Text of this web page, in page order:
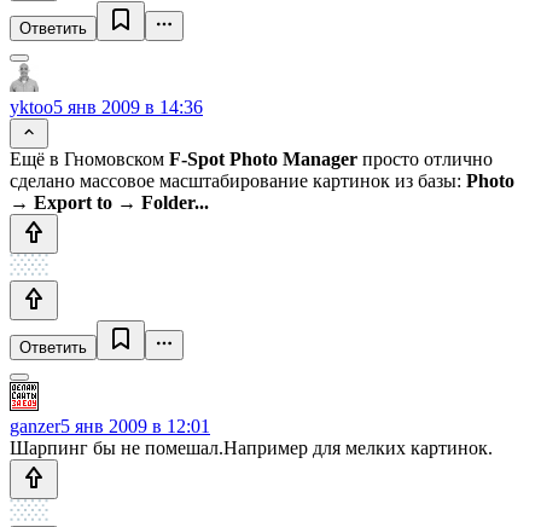
Ответить
yktoo5 янв 2009 в 14:36
Ещё в Гномовском F-Spot Photo Manager просто отлично
сделано массовое масштабирование картинок из базы: Photo
→ Export to → Folder...
Ответить
ganzer5 янв 2009 в 12:01
Шарпинг бы не помешал.Например для мелких картинок.